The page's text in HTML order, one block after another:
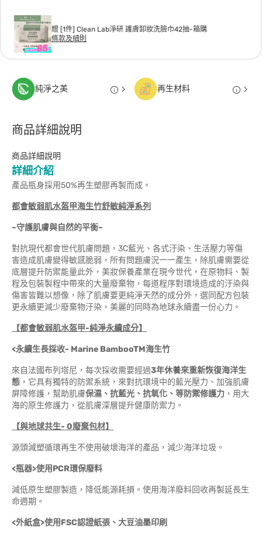
贈 [1件] Clean Lab淨研 護膚卸妝洗臉巾42抽-箱購
條款及細則
純淨之美 再生材料
商品詳細說明
商品詳細說明
詳細介紹
產品瓶身採用50%再生塑膠再製而成。
都會敏弱肌水盔甲海生竹舒敏純淨系列
~守護肌膚與自然的平衡~
對抗現代都會世代肌膚問題，3C藍光、各式汙染、生活壓力等傷
害造成肌膚變得敏感脆弱，所有問題膚況一一產生，除肌膚需要從
底層提升防禦能量此外，美妝保養產業在現今世代，在原物料、製
程及包裝製程中帶來的大量廢棄物，每道程序對環境造成的汙染與
傷害皆難以想像，除了肌膚要更純淨天然的成分外，選同配方包裝
更永續更減少廢棄物汙染，美麗的同時為地球永續盡一份心力。
【都會敏弱肌水盔甲-純淨永續成分】
<永續生長採收- Marine BambooTM海生竹
來自法國布列塔尼，每次採收需要經過3年休養來重新恢復海洋生
態 ，它具有獨特的防禦系統，來對抗環境中的藍光壓力、加強肌膚
屏障修護，幫助肌膚保濕、抗藍光、抗氧化、等防禦修護力 ，用大
海的原生修護力，從肌膚深層提升健康防禦力。
【與地球共生- 0廢棄包材】
源頭減塑循環再生不使用破壞海洋的產品，減少海洋垃圾。
<瓶器>使用PCR環保廢料
減低原生塑膠製造，降低能源耗損。使用海洋廢料回收再製延長生
命週期。
<外紙盒>使用FSC認證紙張、大豆油墨印刷